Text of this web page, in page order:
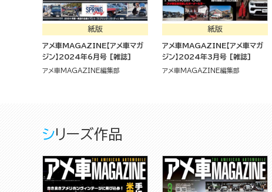
紙版
アメ車MAGAZINE【アメ車マガ
ジン】2024年6月号 [雑誌]
アメ車MAGAZINE編集部
紙版
アメ車MAGAZINE【アメ車マガ
ジン】2024年3月号 [雑誌]
アメ車MAGAZINE編集部
シリーズ作品